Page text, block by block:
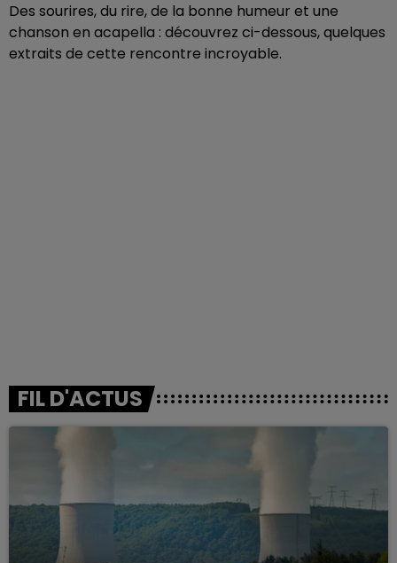
Des sourires, du rire, de la bonne humeur et une
chanson en acapella : découvrez ci-dessous, quelques
extraits de cette rencontre incroyable.
FIL D'ACTUS